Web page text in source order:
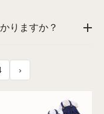
りますか？
›